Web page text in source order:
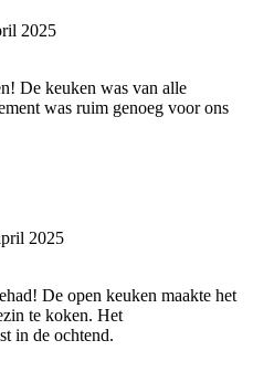
2025
De keuken was van alle
was ruim genoeg voor ons
2025
De open keuken maakte het
te koken. Het
in de ochtend.